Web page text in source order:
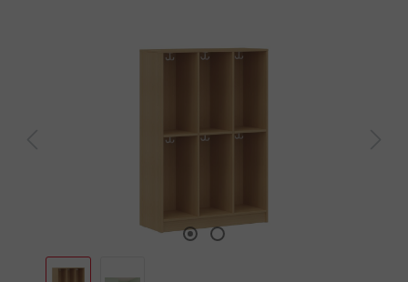
Bildergalerie überspringen